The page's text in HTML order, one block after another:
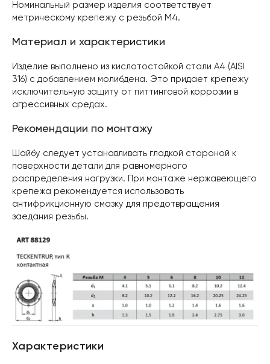
Номинальный размер изделия соответствует
метрическому крепежу с резьбой M4.
Материал и характеристики
Изделие выполнено из кислотостойкой стали А4 (AISI
316) с добавлением молибдена. Это придает крепежу
исключительную защиту от питтинговой коррозии в
агрессивных средах.
Рекомендации по монтажу
Шайбу следует устанавливать гладкой стороной к
поверхности детали для равномерного
распределения нагрузки. При монтаже нержавеющего
крепежа рекомендуется использовать
антифрикционную смазку для предотвращения
заедания резьбы.
Характеристики